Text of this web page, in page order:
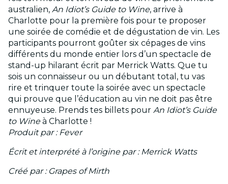
australien, An Idiot’s Guide to Wine, arrive à
Charlotte pour la première fois pour te proposer
une soirée de comédie et de dégustation de vin. Les
participants pourront goûter six cépages de vins
différents du monde entier lors d’un spectacle de
stand-up hilarant écrit par Merrick Watts. Que tu
sois un connaisseur ou un débutant total, tu vas
rire et trinquer toute la soirée avec un spectacle
qui prouve que l’éducation au vin ne doit pas être
ennuyeuse. Prends tes billets pour An Idiot’s Guide
to Wineà Charlotte !
Produit par : Fever
Écrit et interprété à l’origine par : Merrick Watts
Créé par : Grapes of Mirth